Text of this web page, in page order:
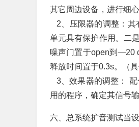
其它周边设备，进行细
2、压限器的调整：其
单元具有保护作用。二
噪声门置于open到—20
释放时间置于0.3s。（
3、效果器的调整： 配
用的程序，确定其信号
六、总系统扩音测试当